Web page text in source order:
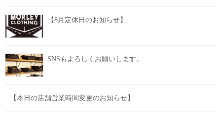
【8月定休日のお知らせ】
SNSもよろしくお願いします。
【本日の店舗営業時間変更のお知らせ】